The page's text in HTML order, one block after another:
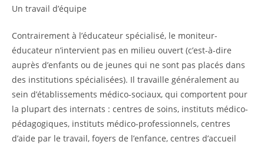
Un travail d’équipe
Contrairement à l’éducateur spécialisé, le moniteur-
éducateur n’intervient pas en milieu ouvert (c’est-à-dire
auprès d’enfants ou de jeunes qui ne sont pas placés dans
des institutions spécialisées). Il travaille généralement au
sein d’établissements médico-sociaux, qui comportent pour
la plupart des internats : centres de soins, instituts médico-
pédagogiques, instituts médico-professionnels, centres
d’aide par le travail, foyers de l’enfance, centres d’accueil